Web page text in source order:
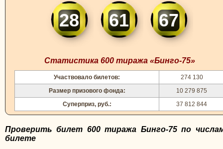
28 61 67
Статистика 600 тиража «Бинго-75»
Участвовало билетов:
274 130
Размер призового фонда:
10 279 875
Суперприз, руб.:
37 812 844
Проверить билет 600 тиража Бинго-75 по
билете